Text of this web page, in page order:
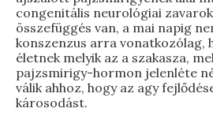
congenitális neurológiai
összefüggés van, a mai napig
konszenzus arra vonatkozólag,
életnek melyik az a szakasza,
pajzsmirigy-hormon jelenléte
válik ahhoz, hogy az agy
károsodást.